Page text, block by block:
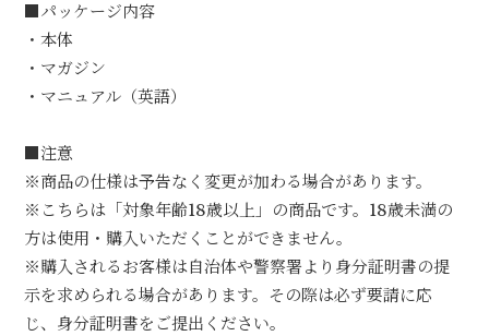
■パッケージ内容
・本体
・マガジン
・マニュアル（英語）
■注意
※商品の仕様は予告なく変更が加わる場合があります。
※こちらは「対象年齢18歳以上」の商品です。18歳未満の
方は使用・購入いただくことができません。
※購入されるお客様は自治体や警察署より身分証明書の提
示を求められる場合があります。その際は必ず要請に応
じ、身分証明書をご提出ください。